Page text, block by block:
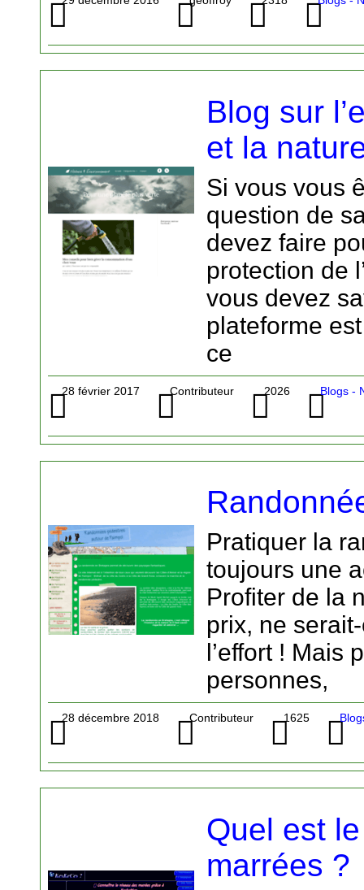
Blog sur
et la
Si vous vous
question de
devez faire
protection de
vous devez
plateforme
ce
28 février 2017 Contributeur 2026 Blogs -
Pratiquer la
toujours une
Profiter de la
prix, ne
l’effort ! Mais
personnes,
28 décembre 2018 Contributeur 1625
Quel est
marrées ?